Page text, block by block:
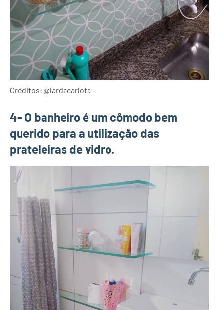
Créditos: @lardacarlota_
4- O banheiro é um cômodo bem
querido para a utilização das
prateleiras de vidro.